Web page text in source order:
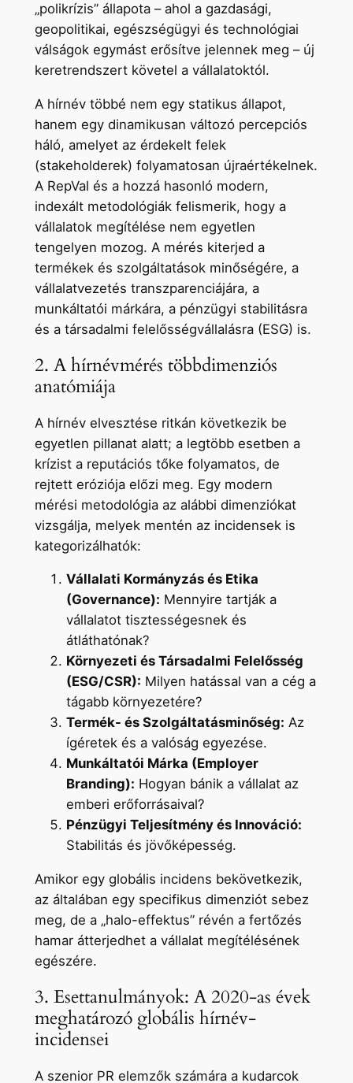
„polikrízis” állapota – ahol a gazdasági,
geopolitikai, egészségügyi és technológiai
válságok egymást erősítve jelennek meg – új
keretrendszert követel a vállalatoktól.
A hírnév többé nem egy statikus állapot,
hanem egy dinamikusan változó percepciós
háló, amelyet az érdekelt felek
(stakeholderek) folyamatosan újraértékelnek.
A RepVal és a hozzá hasonló modern,
indexált metodológiák felismerik, hogy a
vállalatok megítélése nem egyetlen
tengelyen mozog. A mérés kiterjed a
termékek és szolgáltatások minőségére, a
vállalatvezetés transzparenciájára, a
munkáltatói márkára, a pénzügyi stabilitásra
és a társadalmi felelősségvállalásra (ESG) is.
2. A hírnévmérés többdimenziós
anatómiája
A hírnév elvesztése ritkán következik be
egyetlen pillanat alatt; a legtöbb esetben a
krízist a reputációs tőke folyamatos, de
rejtett eróziója előzi meg. Egy modern
mérési metodológia az alábbi dimenziókat
vizsgálja, melyek mentén az incidensek is
kategorizálhatók:
Vállalati Kormányzás és Etika
(Governance): Mennyire tartják a
vállalatot tisztességesnek és
átláthatónak?
Környezeti és Társadalmi Felelősség
(ESG/CSR): Milyen hatással van a cég a
tágabb környezetére?
Termék- és Szolgáltatásminőség: Az
ígéretek és a valóság egyezése.
Munkáltatói Márka (Employer
Branding): Hogyan bánik a vállalat az
emberi erőforrásaival?
Pénzügyi Teljesítmény és Innováció:
Stabilitás és jövőképesség.
Amikor egy globális incidens bekövetkezik,
az általában egy specifikus dimenziót sebez
meg, de a „halo-effektus” révén a fertőzés
hamar átterjedhet a vállalat megítélésének
egészére.
3. Esettanulmányok: A 2020-as évek
meghatározó globális hírnév-
incidensei
A szenior PR elemzők számára a kudarcok